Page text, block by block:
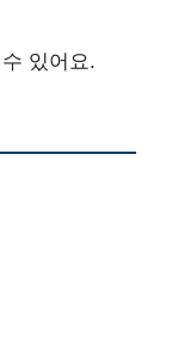
있어요.